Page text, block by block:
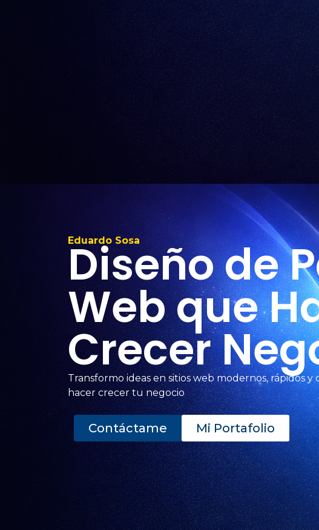
Eduardo Sosa
Diseño de
Web que
Crecer
Transformo ideas en sitios web modernos, rápidos y
hacer crecer tu negocio
Contáctame Mi Portafolio